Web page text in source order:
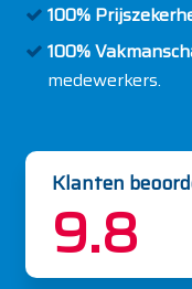
100%
100%
medewerkers.
Klanten
9.8